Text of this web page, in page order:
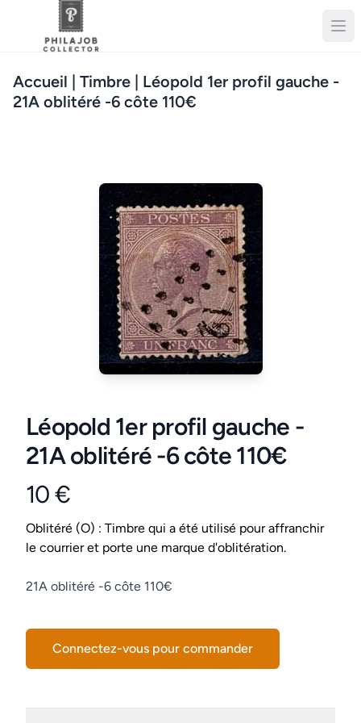
Accueil | Timbre | Léopold 1er profil gauche -
21A oblitéré -6 côte 110€
Léopold 1er profil gauche -
21A oblitéré -6 côte 110€
Product information
10 €
Conditions
Oblitéré (O) : Timbre qui a été utilisé pour affranchir
le courrier et porte une marque d'oblitération.
Description
21A oblitéré -6 côte 110€
Connectez-vous pour commander